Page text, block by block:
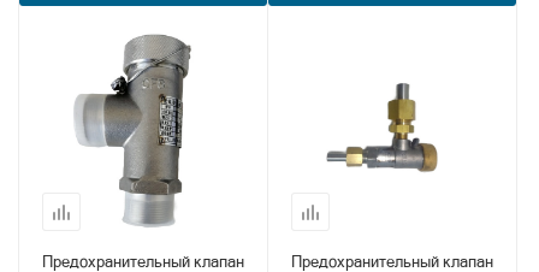
Предохранительный клапан
Предохранительный клапан